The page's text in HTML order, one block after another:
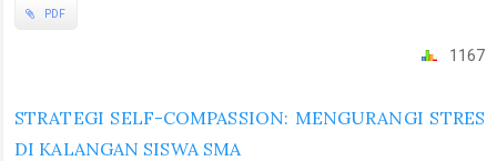
PDF
1167
STRATEGI SELF-COMPASSION: MENGURANGI STRES
DI KALANGAN SISWA SMA